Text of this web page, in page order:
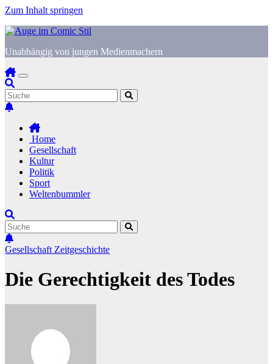
Zum Inhalt springen
Unabhängig von jungen Medienmachern
Home
Gesellschaft
Kultur
Politik
Sport
Weltenbummler
Gesellschaft Zeitgeschichte
Die Gerechtigkeit des Todes